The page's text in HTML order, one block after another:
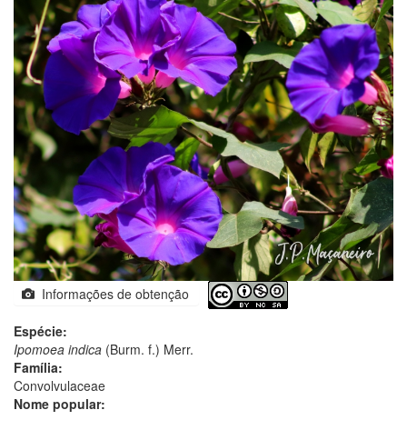
Informações de obtenção
Espécie:
Ipomoea indica (Burm. f.) Merr.
Família:
Convolvulaceae
Nome popular: